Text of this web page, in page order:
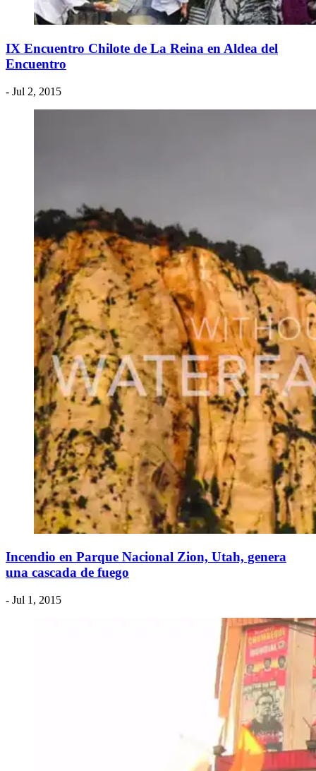
IX Encuentro Chilote de La Reina en Aldea del
Encuentro
- Jul 2, 2015
Incendio en Parque Nacional Zion, Utah, genera
una cascada de fuego
- Jul 1, 2015